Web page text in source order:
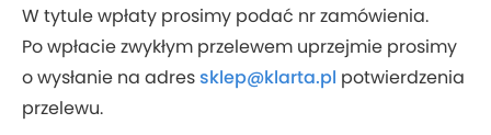
W tytule wpłaty prosimy podać nr zamówienia.
Po wpłacie zwykłym przelewem uprzejmie prosimy
o wysłanie na adressklep@klarta.pl potwierdzenia
przelewu.